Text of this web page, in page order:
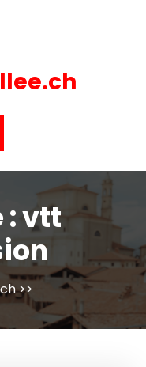
:vtt
>>